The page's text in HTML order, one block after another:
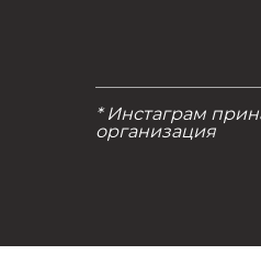
* Инстаграм
организация